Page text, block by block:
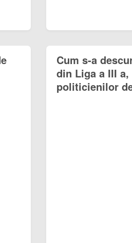
Cum s-a
din Liga a III
politicienilor